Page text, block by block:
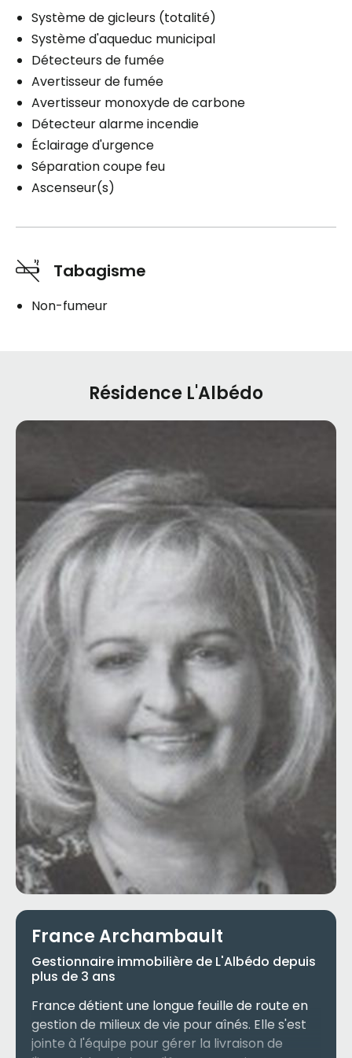
Système de gicleurs (totalité)
Système d'aqueduc municipal
Détecteurs de fumée
Avertisseur de fumée
Avertisseur monoxyde de carbone
Détecteur alarme incendie
Éclairage d'urgence
Séparation coupe feu
Ascenseur(s)
Tabagisme
Non-fumeur
Résidence L'Albédo
France Archambault
Gestionnaire immobilière de L'Albédo depuis
plus de 3 ans
France détient une longue feuille de route en
gestion de milieux de vie pour aînés. Elle s'est
jointe à l'équipe pour gérer la livraison de